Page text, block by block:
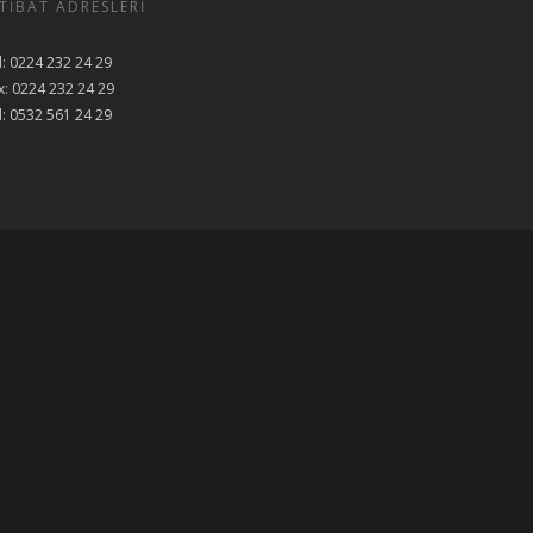
ADRESLERI
0224 232 24 29
0224 232 24 29
0532 561 24 29